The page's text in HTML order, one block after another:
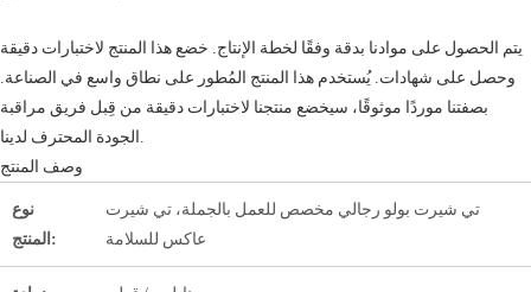
يتم الحصول على موادنا بدقة وفقًا لخطة الإنتاج. خضع هذا المنتج لاختبارات دقيقة
وحصل على شهادات. يُستخدم هذا المنتج المُطور على نطاق واسع في الصناعة.
بصفتنا موردًا موثوقًا، سيخضع منتجنا لاختبارات دقيقة من قِبل فريق مراقبة
وصف المنتج
نوع
المنتج:
تي شيرت بولو رجالي مخصص للعمل بالجملة، تي شيرت
عاكس للسلامة